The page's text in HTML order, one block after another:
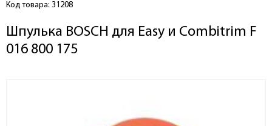
Код товара: 31208
Шпулька BOSCH для Еаsy и Combitrim F
016 800 175